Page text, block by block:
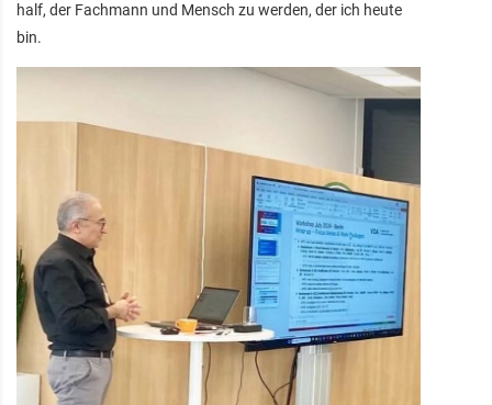
half, der Fachmann und Mensch zu werden, der ich heute
bin.